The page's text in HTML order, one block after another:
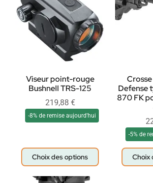
Viseur point-rouge
Bushnell TRS-125
219,88 €
-8% de remise aujourd'hui
Choix des options
Defense
870 FK
-5% de
Choix